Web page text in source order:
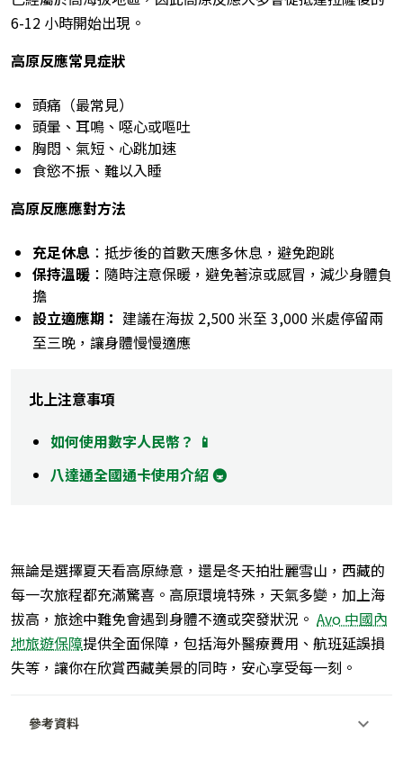
6-12 小時開始出現。
高原反應常見症狀
頭痛（最常見）
頭暈、耳鳴、噁心或嘔吐
胸悶、氣短、心跳加速
食慾不振、難以入睡
高原反應應對方法
充足休息 ：抵步後的首數天應多休息，避免跑跳
保持溫暖 ：隨時注意保暖，避免著涼或感冒，減少身體負
擔
設立適應期： 建議在海拔 2,500 米至 3,000 米處停留兩
至三晚，讓身體慢慢適應
北上注意事項
如何使用數字人民幣？ 📱
八達通全國通卡使用介紹 🚇
無論是選擇夏天看高原綠意，還是冬天拍壯麗雪山，西藏的
每一次旅程都充滿驚喜。高原環境特殊，天氣多變，加上海
拔高，旅途中難免會遇到身體不適或突發狀況。 Avo 中國內
地旅遊保障提供全面保障，包括海‍外醫療費‍用、航班延誤損
失等，讓你在欣賞西藏美景的同時，安心享受每一刻。
參考資料